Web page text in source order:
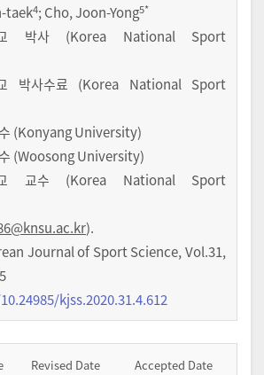
taek4; Cho, Joon-Yong5*
교 박사 (Korea National Sport
교 박사수료 (Korea National Sport
(Konyang University)
(Woosong University)
교 교수 (Korea National Sport
).
Journal of Sport Science,Vol.31,
kjss.2020.31.4.612
Revised Date
Accepted Date